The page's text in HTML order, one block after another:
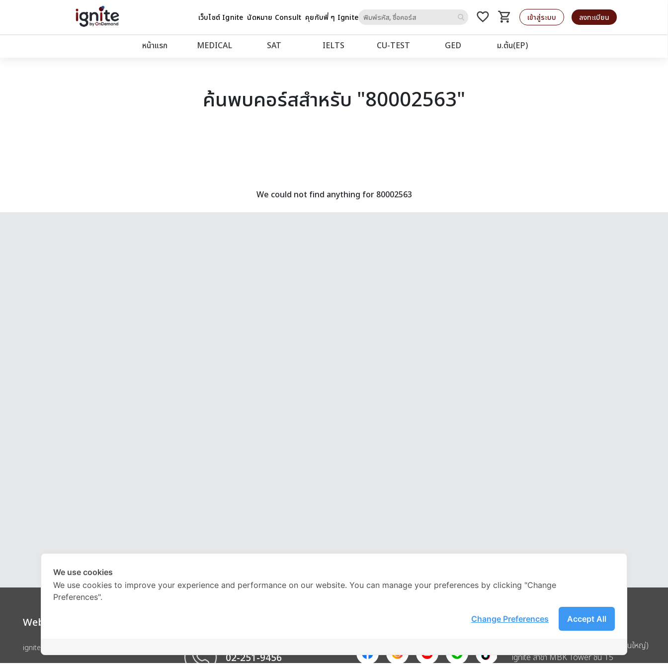
เว็บไซต์ Ignite นัดหมาย Consult คุยกับพี่ ๆ Igniteto
favorite_border shopping_cart
รถเข็น เข้าสู่ระบบ ลงทะเบียน
หน้าแรก MEDICAL SAT IELTS CU‑TEST GED ม.ต้น(EP)
ค้นพบคอร์สสำหรับ "80002563"
We could not find anything for 80002563
Website
ignite by OnDemand
02-251-9456
Address
บริษัท อิกไนท์ เอ สตาร์ จำกัด (สำนักงานใหญ่)
ignite สาขา MBK Tower ชั้น 15
We use cookies
We use cookies to improve your experience and performance on our website. You can manage your preferences by clicking "Change
Preferences".
Accept All
Change Preferences